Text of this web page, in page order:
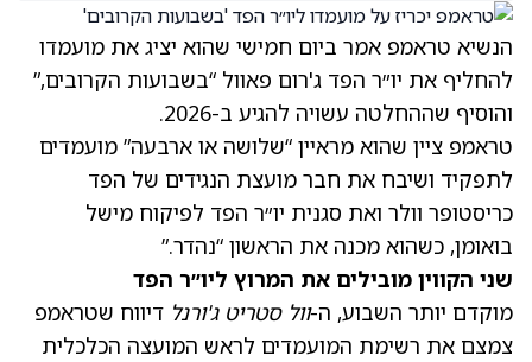
הנשיא טראמפ אמר ביום חמישי שהוא יציג את מועמדו
להחליף את יו״ר הפד ג'רום פאוול “בשבועות הקרובים,”
והוסיף שההחלטה עשויה להגיע ב-2026.
טראמפ ציין שהוא מראיין “שלושה או ארבעה” מועמדים
לתפקיד ושיבח את חבר מועצת הנגידים של הפד
כריסטופר וולר ואת סגנית יו״ר הפד לפיקוח מישל
בואומן, כשהוא מכנה את הראשון “נהדר.”
שני הקווין מובילים את המרוץ ליו״ר הפד
מוקדם יותר השבוע, ה-וול סטריט ג'ורנל דיווח שטראמפ
צמצם את רשימת המועמדים לראש המועצה הכלכלית